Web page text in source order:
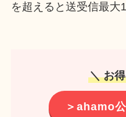
を超えると送受信最大
＼ お
＞ahamo